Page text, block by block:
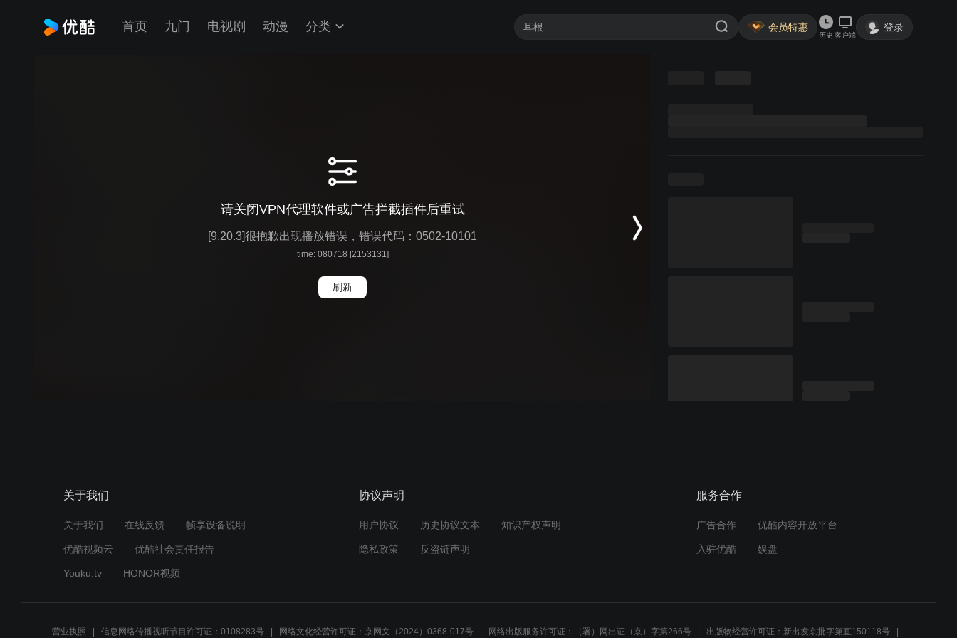
首页 九门 电视剧 动漫 分类 会员特惠
历史 客户端
登录
请关闭VPN代理软件或广告拦截插件后重试
[9.20.3]很抱歉出现播放错误，错误代码：0502-10101
time: 080718 [2153131]
刷新
关于我们
关于我们 在线反馈 帧享设备说明
优酷视频云 优酷社会责任报告
Youku.tv HONOR视频
协议声明
用户协议 历史协议文本 知识产权声明
隐私政策 反盗链声明
服务合作
广告合作 优酷内容开放平台
入驻优酷 娱盘
营业执照 信息网络传播视听节目许可证：0108283号 网络文化经营许可证：京网文（2024）0368-017号 网络出版服务许可证：（署）网出证（京）字第266号 出版物经营许可证：新出发京批字第直150118号